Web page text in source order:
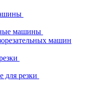
машины
машин
для резки